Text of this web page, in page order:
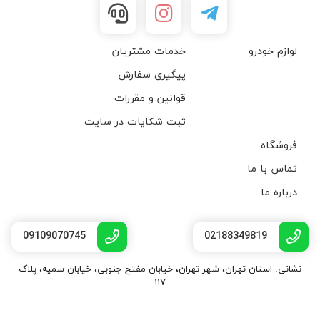
لوازم خودرو
خدمات مشتریان
پیگیری سفارش
قوانین و مقررات
ثبت شکایات در سایت
فروشگاه
تماس با ما
درباره ما
02188349819
09109070745
نشانی: استان تهران، شهر تهران، خیابان مفتح جنوبی، خیابان سمیه، پلاک
۱۱۷